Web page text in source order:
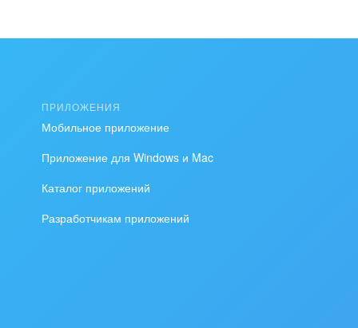
ПРИЛОЖЕНИЯ
Мобильное приложение
Приложение для Windows и Mac
Каталог приложений
Разработчикам приложений